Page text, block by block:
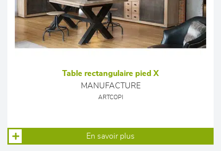
Table rectangulaire pied X
MANUFACTURE
ARTCOPI
En savoir plus